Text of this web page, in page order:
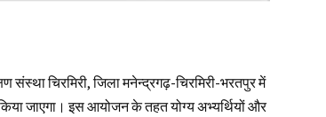
संस्था चिरमिरी, जिलामनेन्द्रगढ़-चिरमिरी-भरतपुरमें
जाएगा। इस आयोजन के तहत योग्य अभ्यर्थियों और